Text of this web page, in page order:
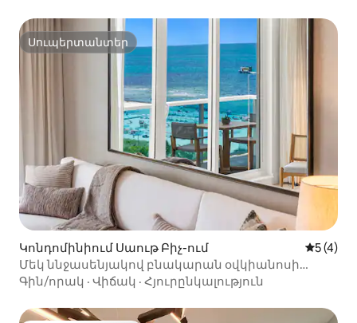
Սուպերտանտեր
Սուպերտանտեր
Կոնդոմինիում Սաութ Բիչ-ում Միջին
5 (4)
Մեկ ննջասենյակով բնակարան օվկիանոսի
ափին՝ 1Hotel South Beach-ում
Գին/որակ · Վիճակ · Հյուրընկալություն